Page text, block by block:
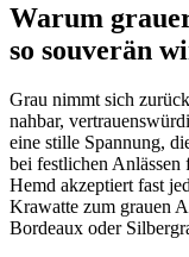
Warum
so souverän
Grau nimmt sich
nahbar,
eine stille Spannung,
bei festlichen
Hemd akzeptiert fast
Krawatte zum grauen
Bordeaux oder